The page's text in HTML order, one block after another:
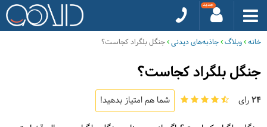
خانه وبلاگ جاذبه‌های دیدنی جنگل بلگراد کجاست؟
جنگل بلگراد کجاست؟
24رای شما هم امتیاز بدهید!